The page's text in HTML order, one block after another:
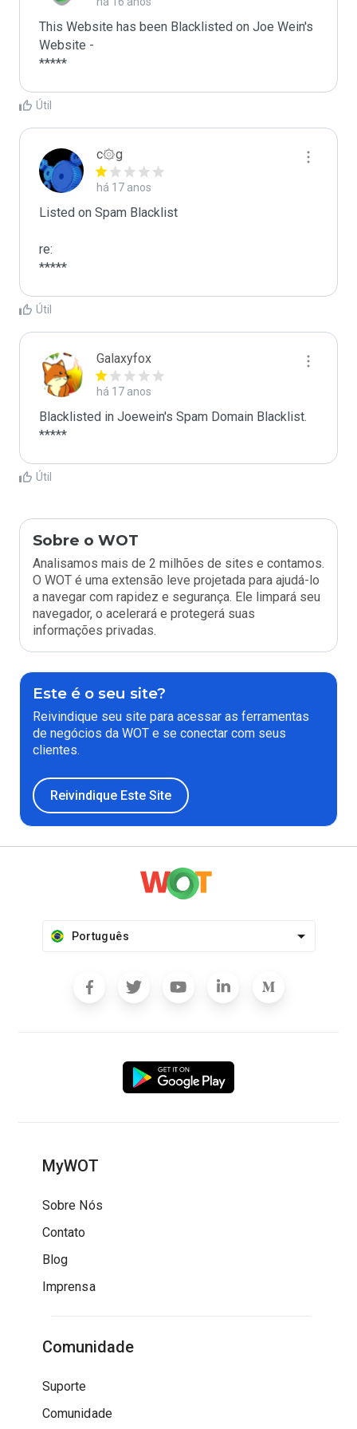
This Website has been Blacklisted on Joe Wein's
Website -
Útil
c۞g
há 17 anos
Listed on Spam Blacklist
re:
*****
Útil
Galaxyfox
há 17 anos
Blacklisted in Joewein's Spam Domain Blacklist.
*****
Útil
Sobre o WOT
Analisamos mais de 2 milhões de sites e contamos.
O WOT é uma extensão leve projetada para ajudá-lo
a navegar com rapidez e segurança. Ele limpará seu
navegador, o acelerará e protegerá suas
informações privadas.
Este é o seu site?
Reivindique seu site para acessar as ferramentas
de negócios da WOT e se conectar com seus
clientes.
Reivindique Este Site
Português
MyWOT
Sobre Nós
Contato
Blog
Imprensa
Comunidade
Suporte
Comunidade